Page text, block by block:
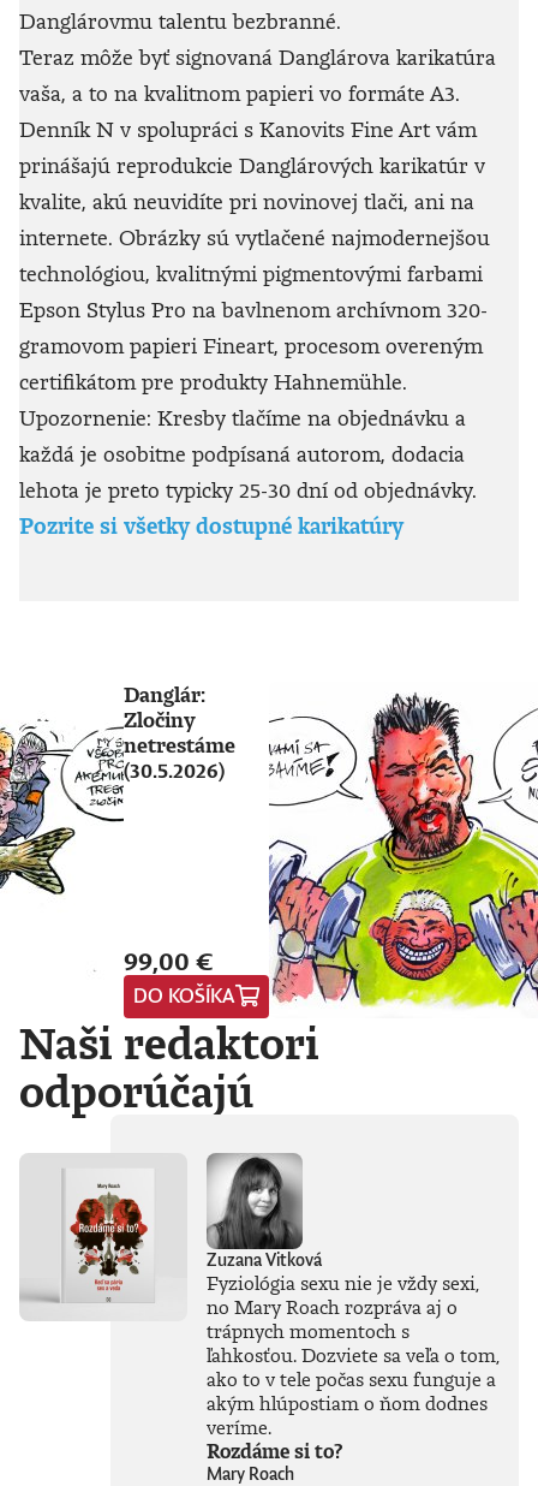
Danglárovmu talentu bezbranné.
Teraz môže byť signovaná Danglárova karikatúra
vaša, a to na kvalitnom papieri vo formáte A3.
Denník N v spolupráci s Kanovits Fine Art vám
prinášajú reprodukcie Danglárových karikatúr v
kvalite, akú neuvidíte pri novinovej tlači, ani na
internete. Obrázky sú vytlačené najmodernejšou
technológiou, kvalitnými pigmentovými farbami
Epson Stylus Pro na bavlnenom archívnom 320-
gramovom papieri Fineart, procesom overeným
certifikátom pre produkty Hahnemühle.
Upozornenie: Kresby tlačíme na objednávku a
každá je osobitne podpísaná autorom, dodacia
lehota je preto typicky 25-30 dní od objednávky.
Pozrite si všetky dostupné karikatúry
Danglár:
Zločiny
netrestáme
(30.5.2026)
99,00 €
DO KOŠÍKA
Naši redaktori
odporúčajú
Zuzana Vitková
Fyziológia sexu nie je vždy sexi,
no Mary Roach rozpráva aj o
trápnych momentoch s
ľahkosťou. Dozviete sa veľa o tom,
ako to v tele počas sexu funguje a
akým hlúpostiam o ňom dodnes
veríme.
Rozdáme si to?
Mary Roach